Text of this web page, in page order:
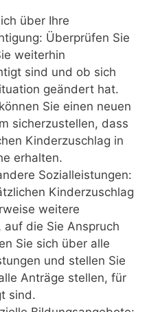
über Ihre
Überprüfen Sie
weiterhin
sind und ob sich
geändert hat.
Sie einen neuen
sicherzustellen, dass
Kinderzuschlag in
erhalten.
Sozialleistungen:
Kinderzuschlag
weitere
auf die Sie Anspruch
Sie sich über alle
und stellen Sie
Anträge stellen, für
sind.